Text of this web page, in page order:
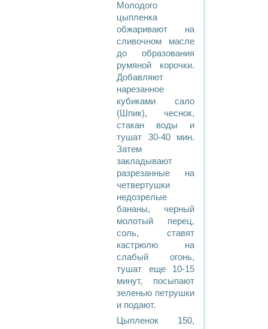
Молодого
цыпленка
обжаривают на
сливочном масле
до образования
румяной корочки.
Добавляют
нарезанное
кубиками сало
(Шпик), чеснок,
стакан воды и
тушат 30-40 мин.
Затем
закладывают
разрезанные на
четвертушки
недозрелые
бананы, черный
молотый перец,
соль, ставят
кастрюлю на
слабый огонь,
тушат еще 10-15
минут, посыпают
зеленью петрушки
и подают.
Цыпленок 150,